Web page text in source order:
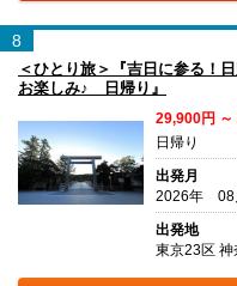
8
＜ひとり旅＞『吉日に参る！
お楽しみ♪ 日帰り』
29,900円 ～
日帰り
出発月
2026年 08
出発地
東京23区 神